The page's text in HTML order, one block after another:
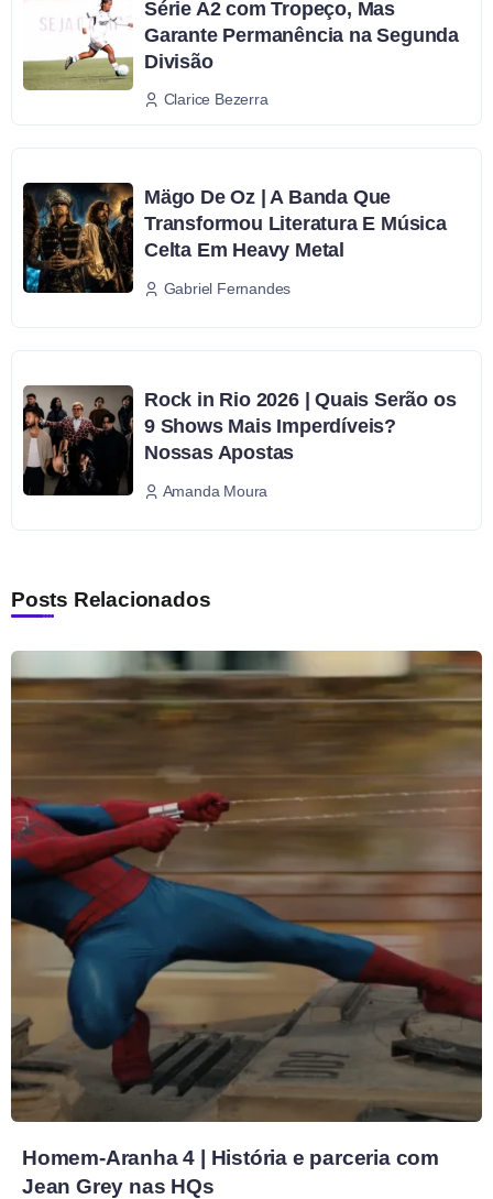
Série A2 com Tropeço, Mas
Garante Permanência na Segunda
Divisão
Clarice Bezerra
Mägo De Oz | A Banda Que
Transformou Literatura E Música
Celta Em Heavy Metal
Gabriel Fernandes
Rock in Rio 2026 | Quais Serão os
9 Shows Mais Imperdíveis?
Nossas Apostas
Amanda Moura
Posts Relacionados
Homem-Aranha 4 | História e parceria com
Jean Grey nas HQs